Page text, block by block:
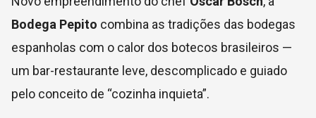
Bodega Pepito combina as tradições das bodegas
espanholas com o calor dos botecos brasileiros —
um bar-restaurante leve, descomplicado e guiado
pelo conceito de “cozinha inquieta”.